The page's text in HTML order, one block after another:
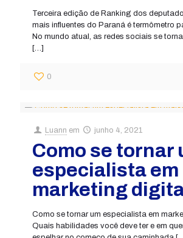
Terceira edição de Ranking dos
mais influentes do Paraná é termômetro
No mundo atual, as redes sociais se
[…]
0
Luann em junho 4, 2021
Como se tornar
especialista em
marketing
Como se tornar um especialista em
Quais habilidades você deve ter e em